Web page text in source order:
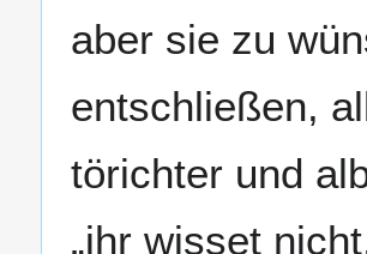
aber sie zu
entschließen,
törichter und
„ihr wisset